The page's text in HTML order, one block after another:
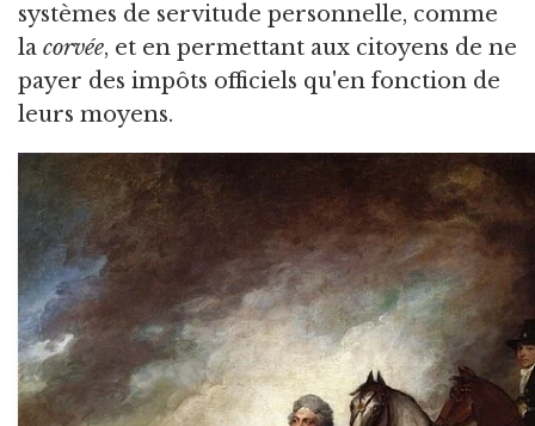
systèmes de servitude personnelle, comme
la corvée, et en permettant aux citoyens de ne
payer des impôts officiels qu'en fonction de
leurs moyens.